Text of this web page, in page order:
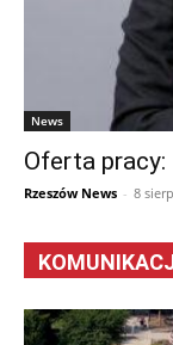
News
Oferta
Rzeszów News - 8